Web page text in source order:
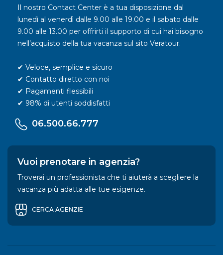
Il nostro Contact Center è a tua disposizione dal
lunedì al venerdì dalle 9.00 alle 19.00 e il sabato dalle
9.00 alle 13.00 per offrirti il supporto di cui hai bisogno
nell’acquisto della tua vacanza sul sito Veratour.
✔ Veloce, semplice e sicuro
✔ Contatto diretto con noi
✔ Pagamenti flessibili
✔ 98% di utenti soddisfatti
06.500.66.777
Vuoi prenotare in agenzia?
Troverai un professionista che ti aiuterà a scegliere la
vacanza più adatta alle tue esigenze.
CERCA AGENZIE